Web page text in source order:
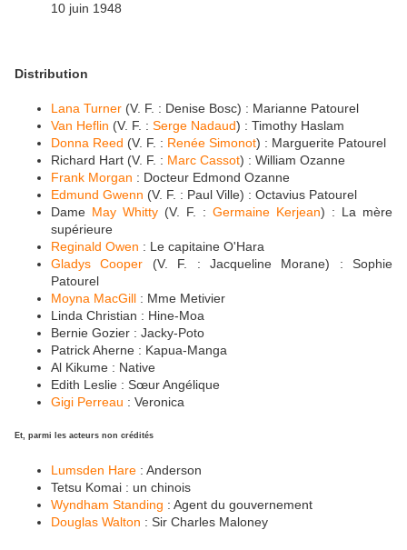
10 juin 1948
Distribution
Lana Turner (V. F. : Denise Bosc) : Marianne Patourel
Van Heflin (V. F. : Serge Nadaud) : Timothy Haslam
Donna Reed (V. F. : Renée Simonot) : Marguerite Patourel
Richard Hart (V. F. : Marc Cassot) : William Ozanne
Frank Morgan : Docteur Edmond Ozanne
Edmund Gwenn (V. F. : Paul Ville) : Octavius Patourel
Dame May Whitty (V. F. : Germaine Kerjean) : La mère
supérieure
Reginald Owen : Le capitaine O'Hara
Gladys Cooper (V. F. : Jacqueline Morane) : Sophie
Patourel
Moyna MacGill : Mme Metivier
Linda Christian : Hine-Moa
Bernie Gozier : Jacky-Poto
Patrick Aherne : Kapua-Manga
Al Kikume : Native
Edith Leslie : Sœur Angélique
Gigi Perreau : Veronica
Et, parmi les acteurs non crédités
Lumsden Hare : Anderson
Tetsu Komai : un chinois
Wyndham Standing : Agent du gouvernement
Douglas Walton : Sir Charles Maloney